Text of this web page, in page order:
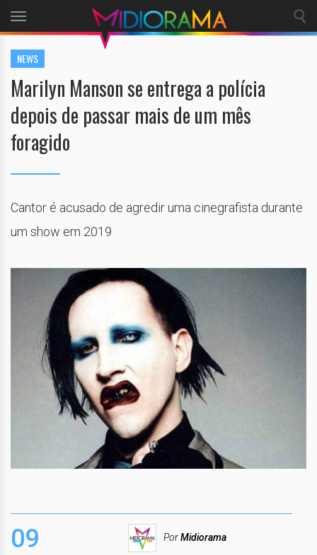
Toggle
navigation
NEWS
Marilyn Manson se entrega a polícia
depois de passar mais de um mês
foragido
Cantor é acusado de agredir uma cinegrafista durante
um show em 2019
09 PorMidiorama